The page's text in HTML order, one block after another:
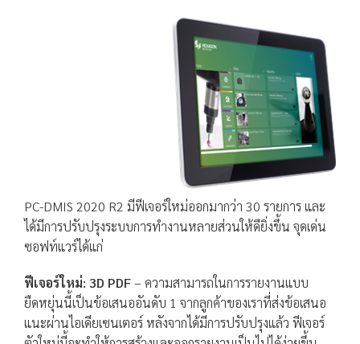
PC-DMIS 2020 R2 มีฟีเจอร์ใหม่ออกมากว่า 30 รายการ และ
ได้มีการปรับปรุงระบบการทำงานหลายส่วนให้ดียิ่งขึ้น จุดเด่น
ซอฟท์แวร์ได้แก่
ฟีเจอร์ใหม่: 3D PDF– ความสามารถในการรายงานแบบ
ยืดหยุ่นนี้เป็นข้อเสนออันดับ 1 จากลูกค้าของเราที่ส่งข้อเสนอ
แนะผ่านไอเดียเซนเตอร์ หลังจากได้มีการปรับปรุงแล้ว ฟีเจอร์